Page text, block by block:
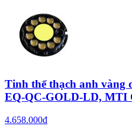
Tinh thể thạch anh vàng
EQ-QC-GOLD-LD, MTI
4.658.000đ